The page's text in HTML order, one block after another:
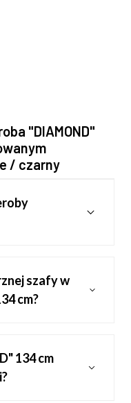
"DIAMOND"
/ czarny
szafy w
cm?
134 cm